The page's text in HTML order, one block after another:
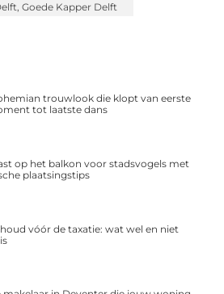
,Goede Kapper Delft
trouwlook die klopt van eerste
tot laatste dans
op het balkon voor stadsvogels met
plaatsingstips
vóór de taxatie: wat wel en niet